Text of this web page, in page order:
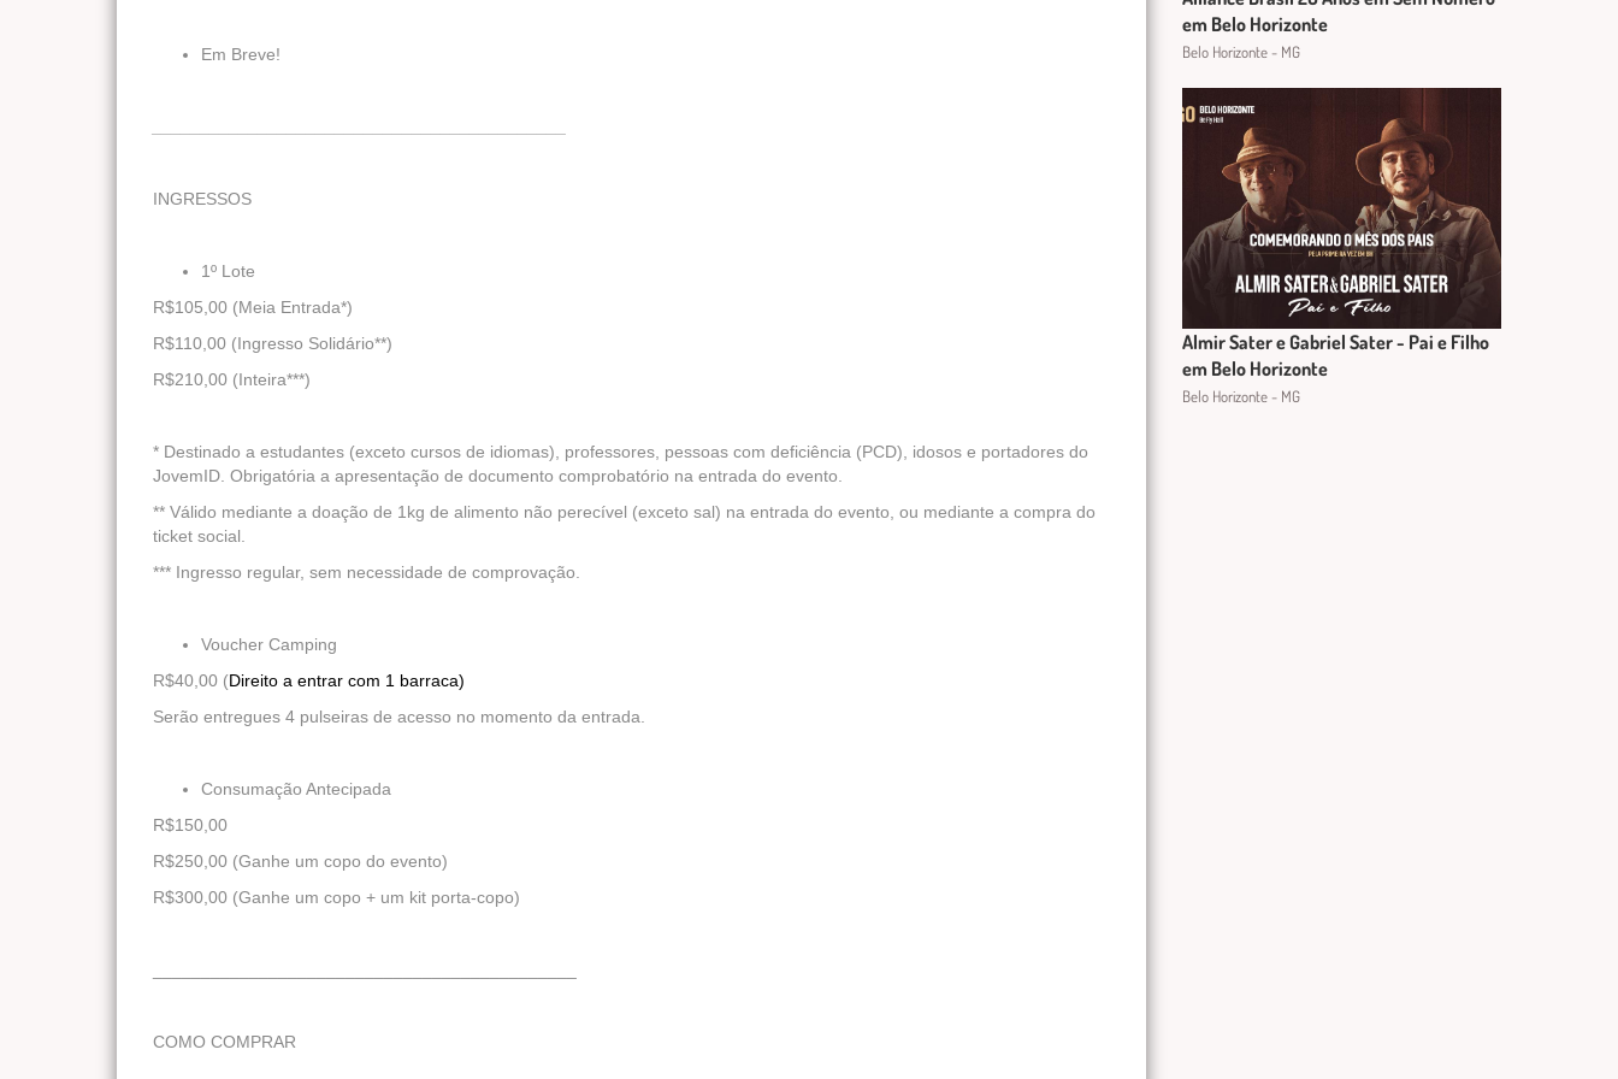
Em Breve!
INGRESSOS
1º Lote
R$105,00 (Meia Entrada*)
R$110,00 (Ingresso Solidário**)
R$210,00 (Inteira***)
* Destinado a estudantes (exceto cursos de idiomas), professores, pessoas com deficiência (PCD), idosos e portadores do
JovemID. Obrigatória a apresentação de documento comprobatório na entrada do evento.
** Válido mediante a doação de 1kg de alimento não perecível (exceto sal) na entrada do evento, ou mediante a compra do
ticket social.
*** Ingresso regular, sem necessidade de comprovação.
Voucher Camping
R$40,00 (Direito a entrar com 1 barraca)
Serão entregues 4 pulseiras de acesso no momento da entrada.
Consumação Antecipada
R$150,00
R$250,00 (Ganhe um copo do evento)
R$300,00 (Ganhe um copo + um kit porta-copo)
COMO COMPRAR
em Belo Horizonte
Belo Horizonte - MG
Almir Sater e Gabriel Sater - Pai e Filho
em Belo Horizonte
Belo Horizonte - MG